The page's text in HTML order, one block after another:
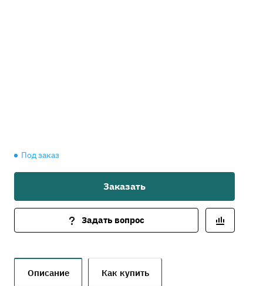
Под заказ
Заказать
Задать вопрос
Описание Как купить